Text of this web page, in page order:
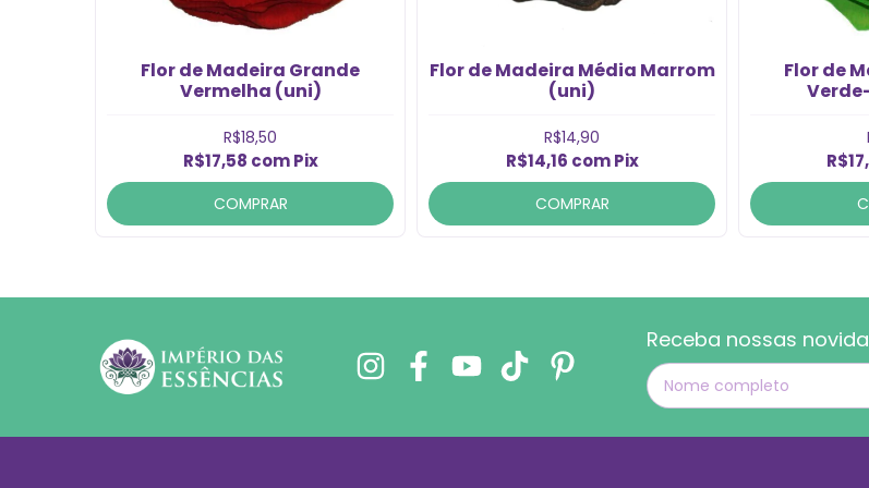
Flor de Madeira Grande
Vermelha (uni)
R$18,50
R$17,58 com Pix
COMPRAR
Flor de Madeira Média Marrom
(uni)
R$14,90
R$14,16 com Pix
COMPRAR
Flor de
Receba nossas